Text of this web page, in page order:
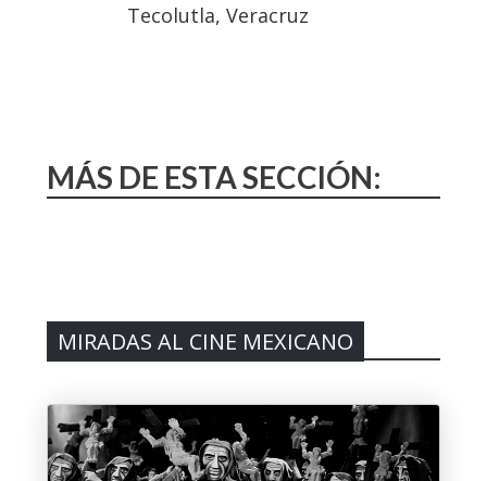
Tecolutla, Veracruz
MÁS DE ESTA SECCIÓN:
MIRADAS AL CINE MEXICANO